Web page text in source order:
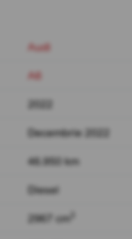
Audi
A6
2022
Decembrie 2022
46.950 km
Diesel
2967 cm